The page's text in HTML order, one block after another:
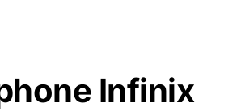
Infinix